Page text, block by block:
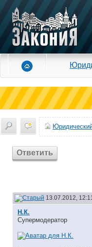
Ответить
13.07.2012,
Н.К.
Супермодератор